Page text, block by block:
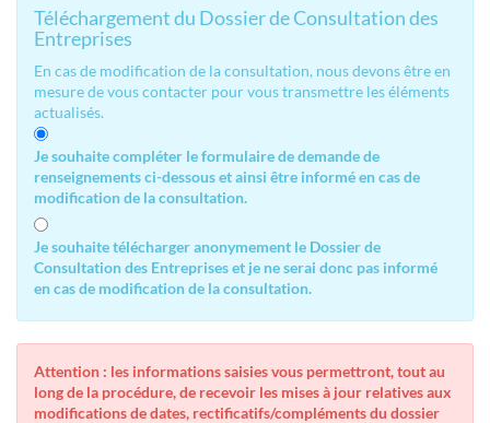
Téléchargement du Dossier de Consultation des
Entreprises
En cas de modification de la consultation, nous devons être en
mesure de vous contacter pour vous transmettre les éléments
actualisés.
Je souhaite compléter le formulaire de demande de
renseignements ci-dessous et ainsi être informé en cas de
modification de la consultation.
Je souhaite télécharger anonymement le Dossier de
Consultation des Entreprises et je ne serai donc pas informé
en cas de modification de la consultation.
Attention : les informations saisies vous permettront, tout au
long de la procédure, de recevoir les mises à jour relatives aux
modifications de dates, rectificatifs/compléments du dossier